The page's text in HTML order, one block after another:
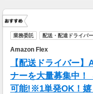
業務委託 配送・配達ドライバー
Amazon Flex
【配送ドライバー
ナーを大量募集中！
可能!※1単発OK！嬉